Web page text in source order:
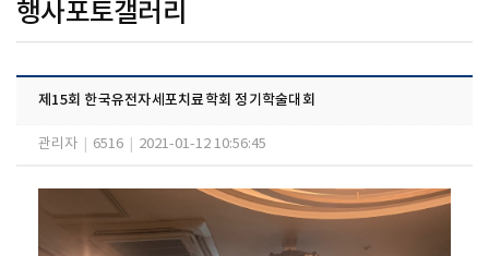
행사포토갤러리
제15회 한국유전자세포치료학회 정기학술대회
관리자 6516 2021-01-12 10:56:45